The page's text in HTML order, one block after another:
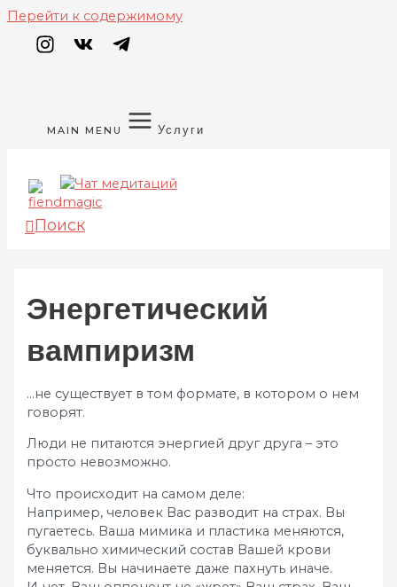
Перейти к содержимому
MAIN MENU Услуги
Поиск
Энергетический
вампиризм
…не существует в том формате, в котором о нем
говорят.
Люди не питаются энергией друг друга – это
просто невозможно.
Что происходит на самом деле:
Например, человек Вас разводит на страх. Вы
пугаетесь. Ваша мимика и пластика меняются,
буквально химический состав Вашей крови
меняется. Вы начинаете даже пахнуть иначе.